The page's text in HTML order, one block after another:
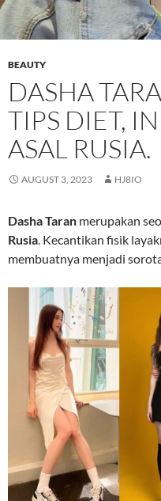
BEAUTY
DASHA
TIPS DIET,
ASAL RUSIA.
AUGUST 3, 2023 HJ8IO
Dasha Taran merupakan
Rusia. Kecantikan fisik
membuatnya menjadi